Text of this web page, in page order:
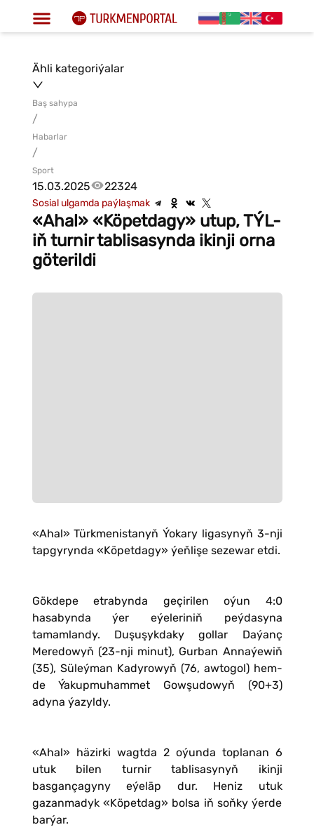
Ähli kategoriýalar
Baş sahypa
/
Habarlar
/
Sport
15.03.2025 22324
Sosial ulgamda paýlaşmak
«Ahal» «Köpetdagy» utup, TÝL-
iň turnir tablisasynda ikinji orna
göterildi
«Ahal» Türkmenistanyň Ýokary ligasynyň 3-nji
tapgyrynda «Köpetdagy» ýeňlişe sezewar etdi.
Gökdepe etrabynda geçirilen oýun 4:0
hasabynda ýer eýeleriniň peýdasyna
tamamlandy. Duşuşykdaky gollar Daýanç
Meredowyň (23-nji minut), Gurban Annaýewiň
(35), Süleýman Kadyrowyň (76, awtogol) hem-
de Ýakupmuhammet Gowşudowyň (90+3)
adyna ýazyldy.
«Ahal» häzirki wagtda 2 oýunda toplanan 6
utuk bilen turnir tablisasynyň ikinji
basgançagyny eýeläp dur. Heniz utuk
gazanmadyk «Köpetdag» bolsa iň soňky ýerde
barýar.